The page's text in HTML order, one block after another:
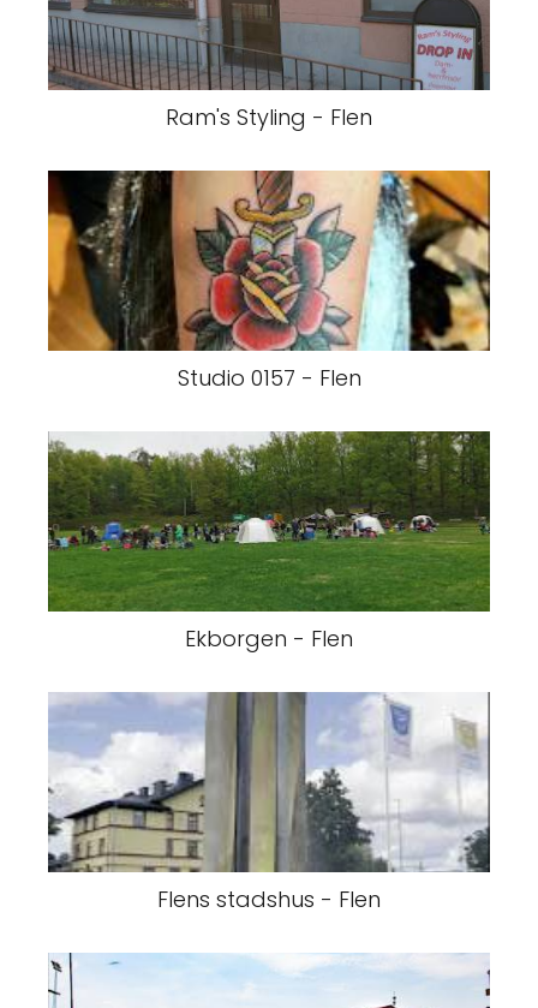
Ram's Styling - Flen
Studio 0157 - Flen
Ekborgen - Flen
Flens stadshus - Flen